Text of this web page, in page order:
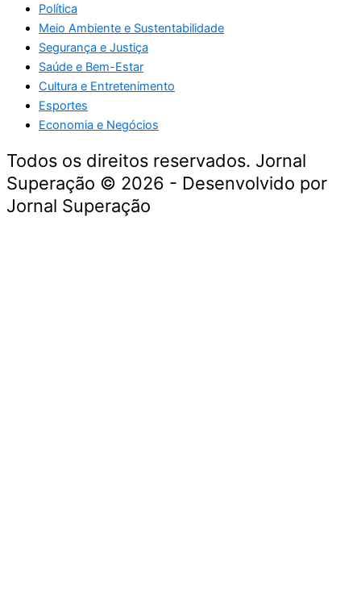
Política
Meio Ambiente e Sustentabilidade
Segurança e Justiça
Saúde e Bem-Estar
Cultura e Entretenimento
Esportes
Economia e Negócios
Todos os direitos reservados. Jornal
Superação © 2026 - Desenvolvido por
Jornal Superação